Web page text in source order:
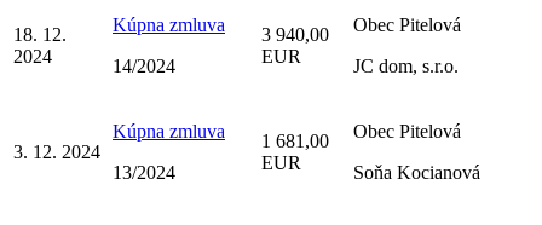
18. 12.
2024
Kúpna zmluva
14/2024
3 940,00
EUR
Obec Pitelová
JC dom, s.r.o.
3. 12. 2024
Kúpna zmluva
13/2024
1 681,00
EUR
Obec Pitelová
Soňa Kocianová